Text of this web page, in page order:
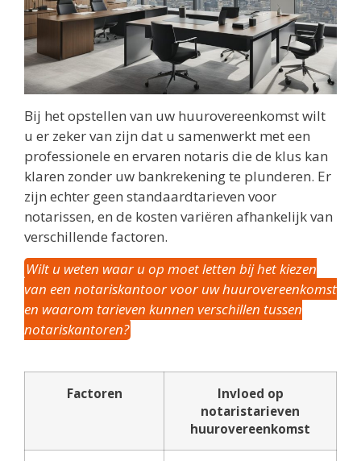
Bij het opstellen van uw huurovereenkomst wilt
u er zeker van zijn dat u samenwerkt met een
professionele en ervaren notaris die de klus kan
klaren zonder uw bankrekening te plunderen. Er
zijn echter geen standaardtarieven voor
notarissen, en de kosten variëren afhankelijk van
verschillende factoren.
Wilt u weten waar u op moet letten bij het kiezen
van een notariskantoor voor uw huurovereenkomst
en waarom tarieven kunnen verschillen tussen
notariskantoren?
Factoren
Invloed op
notaristarieven
huurovereenkomst